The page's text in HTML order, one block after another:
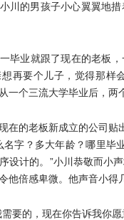
川的男孩子小心翼翼地
毕业就跟了现在的老板
再要个儿子，觉得那样
一个三流大学毕业后，两
在的老板新成立的公司贴
名字？多大年龄？哪里毕
设计的。”小川恭敬而小
他倍感卑微。他声音小得
要的，现在你告诉我你